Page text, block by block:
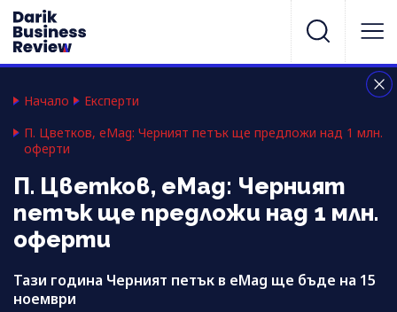
Начало
Експерти
П. Цветков, eMag: Черният петък ще предложи над 1 млн.
оферти
П. Цветков, eMag: Черният
петък ще предложи над 1 млн.
оферти
Тази година Черният петък в eMag ще бъде на 15
ноември